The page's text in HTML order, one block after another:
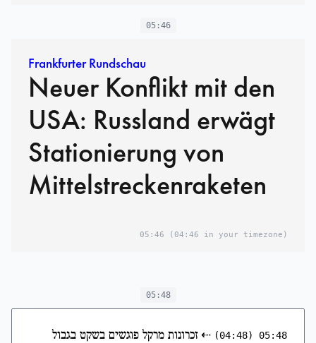
05:46
Frankfurter Rundschau
Neuer Konflikt mit den
USA: Russland erwägt
Stationierung von
Mittelstreckenraketen
05:46 (04:46 in your timezone)
05:48
05:48
(04:48)
⇠זכרונות מרקל פוגשים בשקט בגבול